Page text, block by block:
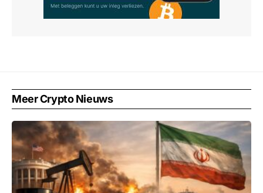
Meer Crypto Nieuws